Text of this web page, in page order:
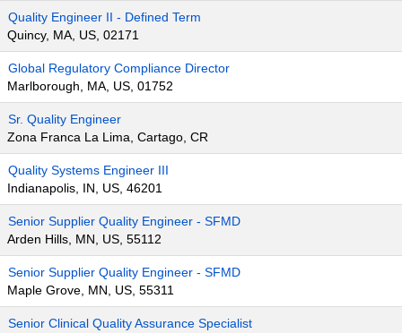
Quality Engineer II - Defined Term
Quincy, MA, US, 02171
Global Regulatory Compliance Director
Marlborough, MA, US, 01752
Sr. Quality Engineer
Zona Franca La Lima, Cartago, CR
Quality Systems Engineer III
Indianapolis, IN, US, 46201
Senior Supplier Quality Engineer - SFMD
Arden Hills, MN, US, 55112
Senior Supplier Quality Engineer - SFMD
Maple Grove, MN, US, 55311
Senior Clinical Quality Assurance Specialist